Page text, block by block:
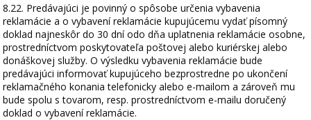
8.22. Predávajúci je povinný o spôsobe určenia vybavenia
reklamácie a o vybavení reklamácie kupujúcemu vydať písomný
doklad najneskôr do 30 dní odo dňa uplatnenia reklamácie osobne,
prostredníctvom poskytovateľa poštovej alebo kuriérskej alebo
donáškovej služby. O výsledku vybavenia reklamácie bude
predávajúci informovať kupujúceho bezprostredne po ukončení
reklamačného konania telefonicky alebo e-mailom a zároveň mu
bude spolu s tovarom, resp. prostredníctvom e-mailu doručený
doklad o vybavení reklamácie.